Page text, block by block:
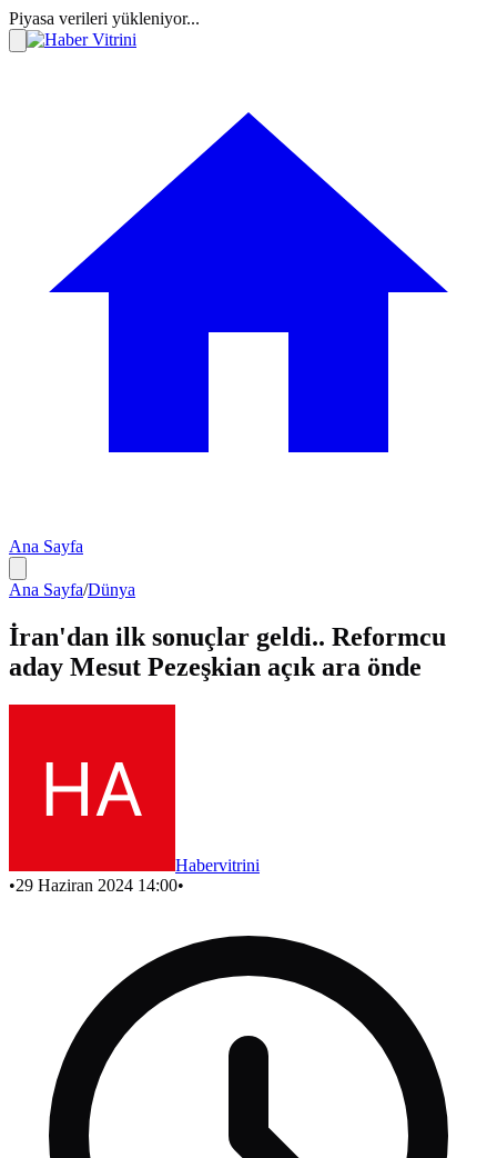
Piyasa verileri yükleniyor...
Ana Sayfa
Ana Sayfa/Dünya
İran'dan ilk sonuçlar geldi.. Reformcu
aday Mesut Pezeşkian açık ara önde
Habervitrini
•29 Haziran 2024 14:00•